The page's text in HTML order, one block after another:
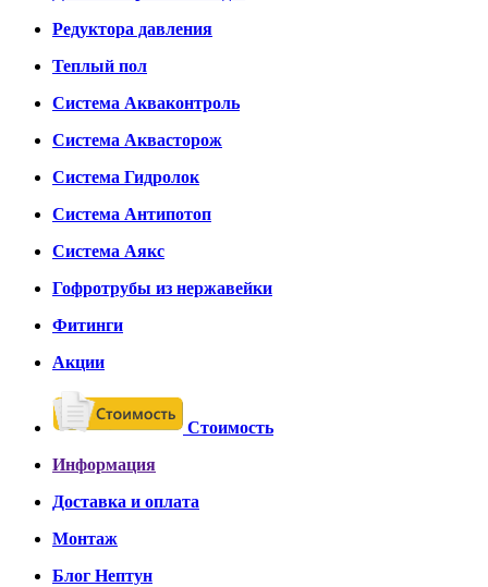
Редуктора давления
Теплый пол
Система Акваконтроль
Система Аквасторож
Система Гидролок
Система Антипотоп
Система Аякс
Гофротрубы из нержавейки
Фитинги
Акции
Стоимость
Информация
Доставка и оплата
Монтаж
Блог Нептун